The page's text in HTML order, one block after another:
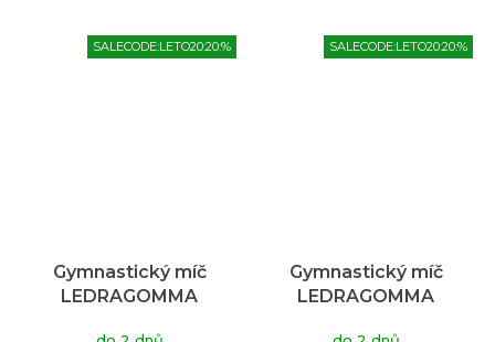
SALECODE:LETO20:20:%
Gymnastický míč
LEDRAGOMMA
SALECODE:LETO20:20:%
Gymnastický míč
LEDRAGOMMA